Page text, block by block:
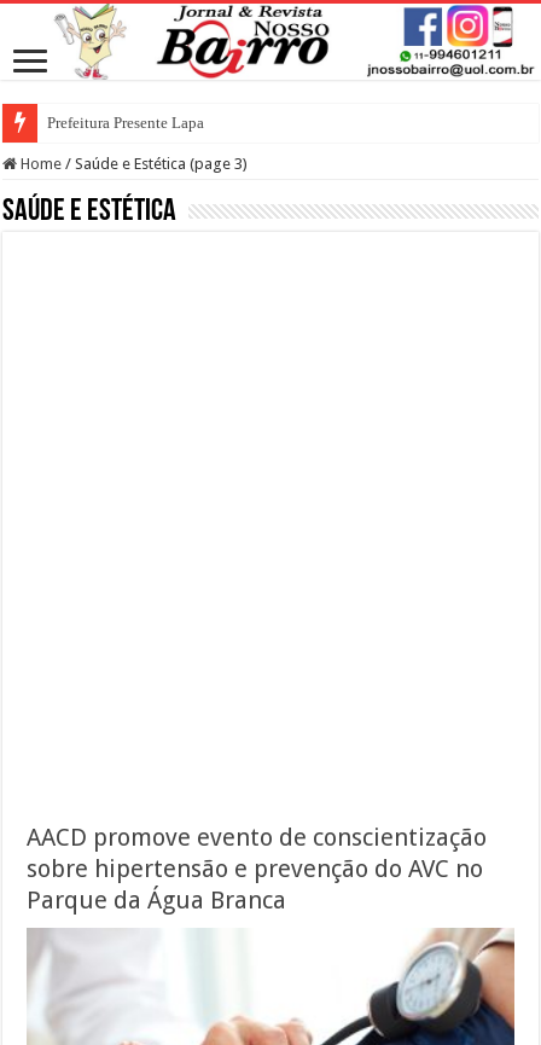
Prefeitura Presente Lapa
Home / Saúde e Estética (page 3)
Saúde e Estética
AACD promove evento de conscientização
sobre hipertensão e prevenção do AVC no
Parque da Água Branca